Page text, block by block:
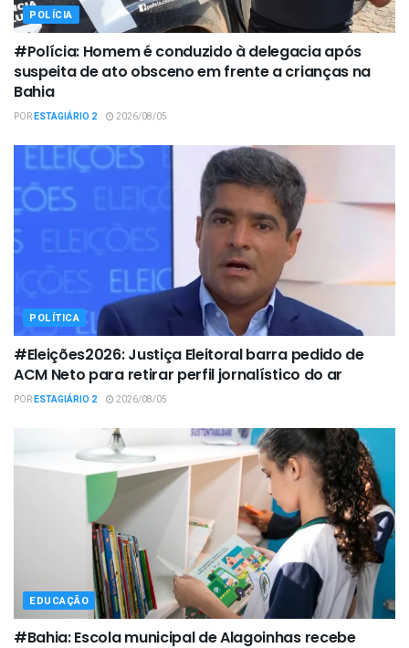
POLÍCIA
#Polícia: Homem é conduzido à delegacia após
suspeita de ato obsceno em frente a crianças na
Bahia
PORESTAGIÁRIO 2 2026/08/05
POLÍTICA
#Eleições2026: Justiça Eleitoral barra pedido de
ACM Neto para retirar perfil jornalístico do ar
PORESTAGIÁRIO 2 2026/08/05
EDUCAÇÃO
#Bahia: Escola municipal de Alagoinhas recebe